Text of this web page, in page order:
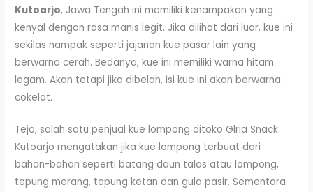
Kutoarjo, Jawa Tengah ini memiliki kenampakan yang
kenyal dengan rasa manis legit. Jika dilihat dari luar, kue ini
sekilas nampak seperti jajanan kue pasar lain yang
berwarna cerah. Bedanya, kue ini memiliki warna hitam
legam. Akan tetapi jika dibelah, isi kue ini akan berwarna
cokelat.
Tejo, salah satu penjual kue lompong ditoko Glria Snack
Kutoarjo mengatakan jika kue lompong terbuat dari
bahan-bahan seperti batang daun talas atau lompong,
tepung merang, tepung ketan dan gula pasir. Sementara